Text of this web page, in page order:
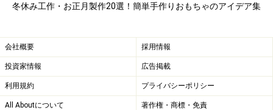
冬休み工作・お正月製作20選！簡単手作りおもちゃのアイデア集
会社概要 採用情報
投資家情報 広告掲載
利用規約 プライバシーポリシー
All Aboutについて 著作権・商標・免責